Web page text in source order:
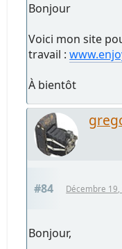
Bonjour
Voici mon site
travail :
À bientôt
#84 Décembre
Bonjour,